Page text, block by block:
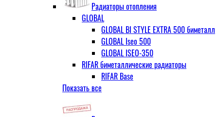
Радиаторы отопления
GLOBAL
GLOBAL BI STYLE EXTRA 500 биметалл
GLOBAL Iseo 500
GLOBAL ISEO-350
RIFAR биметаллические радиаторы
RIFAR Base
Показать все